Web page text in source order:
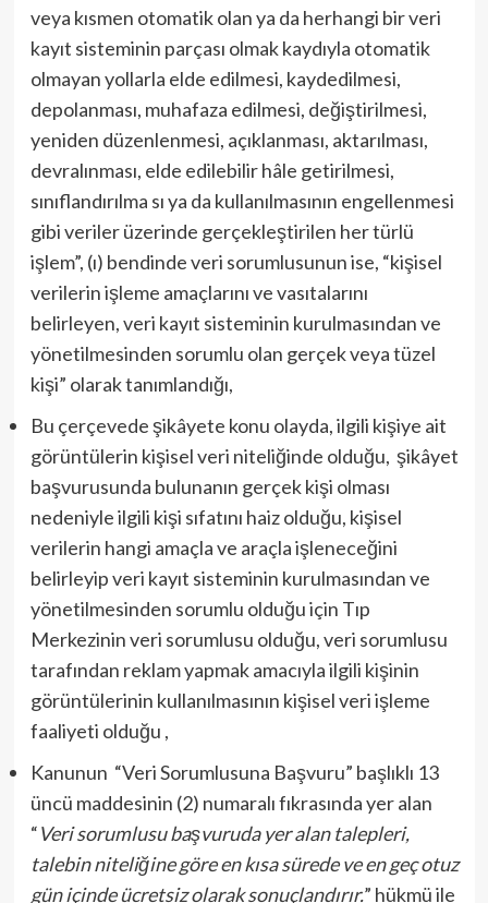
veya kısmen otomatik olan ya da herhangi bir veri
kayıt sisteminin parçası olmak kaydıyla otomatik
olmayan yollarla elde edilmesi, kaydedilmesi,
depolanması, muhafaza edilmesi, değiştirilmesi,
yeniden düzenlenmesi, açıklanması, aktarılması,
devralınması, elde edilebilir hâle getirilmesi,
sınıflandırılma sı ya da kullanılmasının engellenmesi
gibi veriler üzerinde gerçekleştirilen her türlü
işlem”, (ı) bendinde veri sorumlusunun ise, “kişisel
verilerin işleme amaçlarını ve vasıtalarını
belirleyen, veri kayıt sisteminin kurulmasından ve
yönetilmesinden sorumlu olan gerçek veya tüzel
kişi” olarak tanımlandığı,
Bu çerçevede şikâyete konu olayda, ilgili kişiye ait
görüntülerin kişisel veri niteliğinde olduğu, şikâyet
başvurusunda bulunanın gerçek kişi olması
nedeniyle ilgili kişi sıfatını haiz olduğu, kişisel
verilerin hangi amaçla ve araçla işleneceğini
belirleyip veri kayıt sisteminin kurulmasından ve
yönetilmesinden sorumlu olduğu için Tıp
Merkezinin veri sorumlusu olduğu, veri sorumlusu
tarafından reklam yapmak amacıyla ilgili kişinin
görüntülerinin kullanılmasının kişisel veri işleme
faaliyeti olduğu ,
Kanunun “Veri Sorumlusuna Başvuru” başlıklı 13
üncü maddesinin (2) numaralı fıkrasında yer alan
“Veri sorumlusu başvuruda yer alan talepleri,
talebin niteliğine göre en kısa sürede ve en geç otuz
gün içinde ücretsiz olarak sonuçlandırır.” hükmü ile